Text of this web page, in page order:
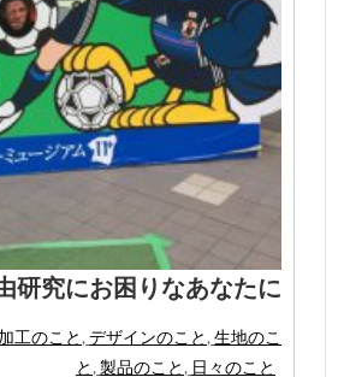
研究にお困りなあなたに
加工のこと , デザインのこと , 生地のこ
と , 製品のこと , 日々のこと